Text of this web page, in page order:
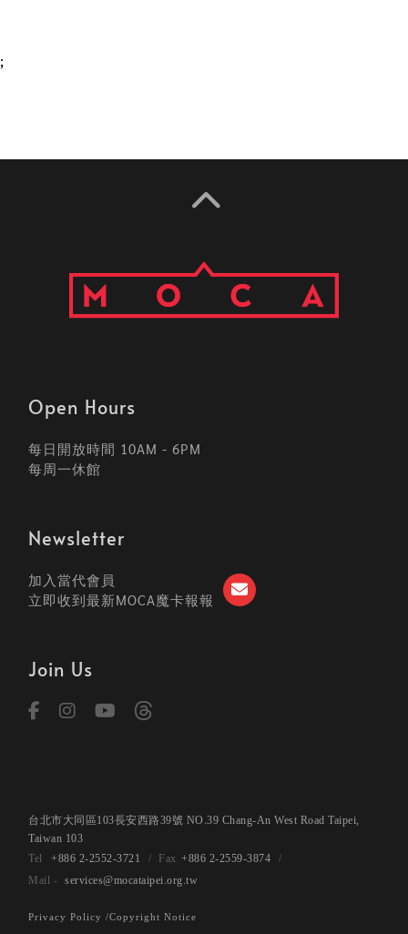
;
Open Hours
每日開放時間 10AM - 6PM
每周一休館
Newsletter
加入當代會員
立即收到最新MOCA魔卡報報
Join Us
台北市大同區103長安西路39號 NO.39 Chang-An West Road Taipei,
Taiwan 103
+886 2-2552-3721
+886 2-2559-3874
services@mocataipei.org.tw
Privacy Policy /Copyright Notice